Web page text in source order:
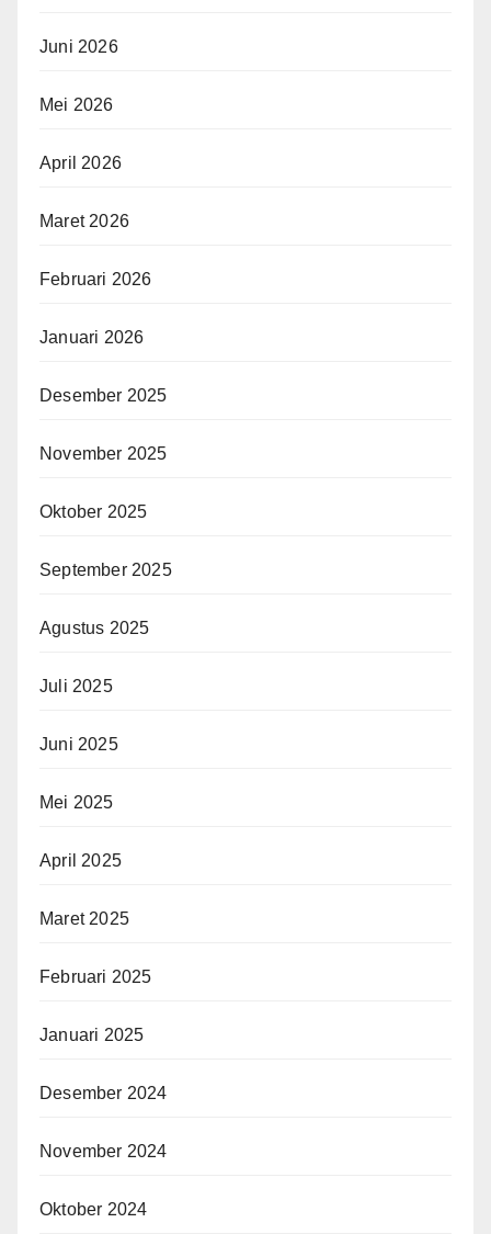
Juni 2026
Mei 2026
April 2026
Maret 2026
Februari 2026
Januari 2026
Desember 2025
November 2025
Oktober 2025
September 2025
Agustus 2025
Juli 2025
Juni 2025
Mei 2025
April 2025
Maret 2025
Februari 2025
Januari 2025
Desember 2024
November 2024
Oktober 2024